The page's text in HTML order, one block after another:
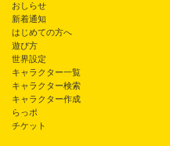
おしらせ
新着通知
はじめての方へ
遊び方
世界設定
キャラクター一覧
キャラクター検索
キャラクター作成
らっポ
チケット